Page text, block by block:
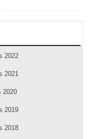
2022
2021
2020
2019
2018